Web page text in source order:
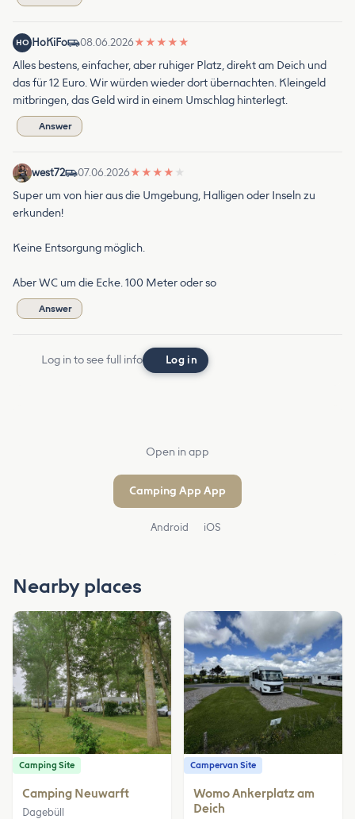
HO HoKiFo 08.06.2026★ ★ ★ ★ ★
Alles bestens, einfacher, aber ruhiger Platz, direkt am Deich und
das für 12 Euro. Wir würden wieder dort übernachten. Kleingeld
mitbringen, das Geld wird in einem Umschlag hinterlegt.
Answer
west72 07.06.2026★ ★ ★ ★ ★
Super um von hier aus die Umgebung, Halligen oder Inseln zu
erkunden!
Keine Entsorgung möglich.
Aber WC um die Ecke. 100 Meter oder so
Answer
Log in to see full info Log in
Open in app
Camping App App
Android iOS
Nearby places
Camping Site
Camping Neuwarft
Dagebüll
Campervan Site
Womo Ankerplatz am
Deich